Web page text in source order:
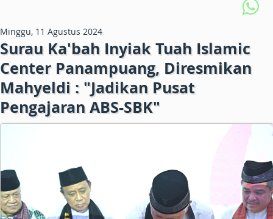
Minggu, 11 Agustus 2024
Surau Ka'bah Inyiak Tuah Islamic
Center Panampuang, Diresmikan
Mahyeldi : "Jadikan Pusat
Pengajaran ABS-SBK"